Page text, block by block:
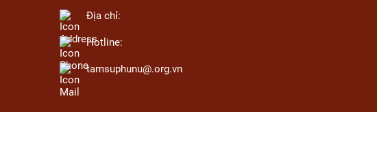
Địa chỉ:
Hotline:
tamsuphunu@.org.vn